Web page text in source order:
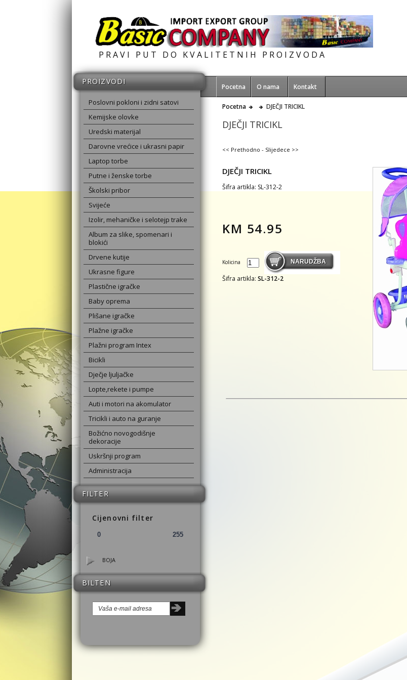
PRAVI PUT DO KVALITETNIH PROIZVODA
Pocetna O nama Kontakt
PROIZVODI
Poslovni pokloni i zidni satovi
Kemijske olovke
Uredski materijal
Darovne vrećice i ukrasni papir
Laptop torbe
Putne i ženske torbe
Školski pribor
Svijeće
Izolir, mehaničke i selotejp trake
Album za slike, spomenari i
blokići
Drvene kutije
Ukrasne figure
Plastične igračke
Baby oprema
Plišane igračke
Plažne igračke
Plažni program Intex
Bicikli
Dječje ljuljačke
Lopte,rekete i pumpe
Auti i motori na akomulator
Tricikli i auto na guranje
Božićno novogodišnje
dekoracije
Uskršnji program
Administracija
FILTER
Cijenovni filter
BOJA
BILTEN
Pocetna DJEČJI TRICIKL
DJEČJI TRICIKL
<< Prethodno - Slijedece >>
DJEČJI TRICIKL
Šifra artikla: SL-312-2
KM 54.95
Kolicina
Šifra artikla: SL-312-2